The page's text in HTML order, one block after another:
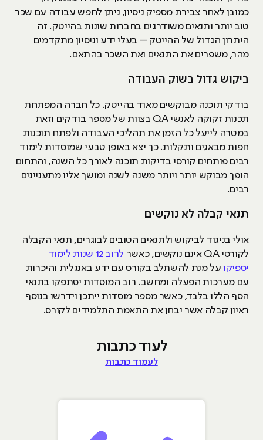
כמובן לאחר צבירת מספיק ניסיון, ניתן לחפש עבודה עם שכר
טוב יותר ותנאים משודרגים בחברות שונות בהייטק. זה
היתרון הגדול של ההייטק – בעלי ידע וניסיון מתקדמים
מהר, משפרים את התנאים ואת השכר בהתאם.
ביקוש גדול בשוק העבודה
בודקי תוכנה מבוקשים מאוד בהייטק. כל חברה המפתחת
תכנות זקוקה לאנשי QA בצוות של מספר בודקים וזאת
במטרה לייעל כל הזמן את תהליכי העבודה ולפתח תוכנות
חפות מבאגים ותקלות. כך יצא באופן טבעי שמוסדות לימוד
רבים פותחים קורסי בדיקות תוכנה לאורך כל השנה, והתחום
הופך מבוקש יותר ויותר משנה לשנה ומושך אליו מתעניינים
רבים.
תנאי קבלה לא נוקשים
אולי בניגוד לביקוש ולתנאים הטובים לבוגרים, תנאי הקבלה
לקורסי QA אינם נוקשים, כאשר
לרוב 12 שנות לימוד
יספיקועל מנת להשתלב בקורס עם ידע באנגלית והיכרות
עם מערכות הפעלה ומחשב. רוב המוסדות יסתפקו בתנאי
הסף הללו בלבד, כאשר מספר מוסדות ייתכן וידרשו בנוסף
ראיון קבלה אשר יבחן את התאמת התלמידים לקורס.
לעוד כתבות
לעמוד כתבות